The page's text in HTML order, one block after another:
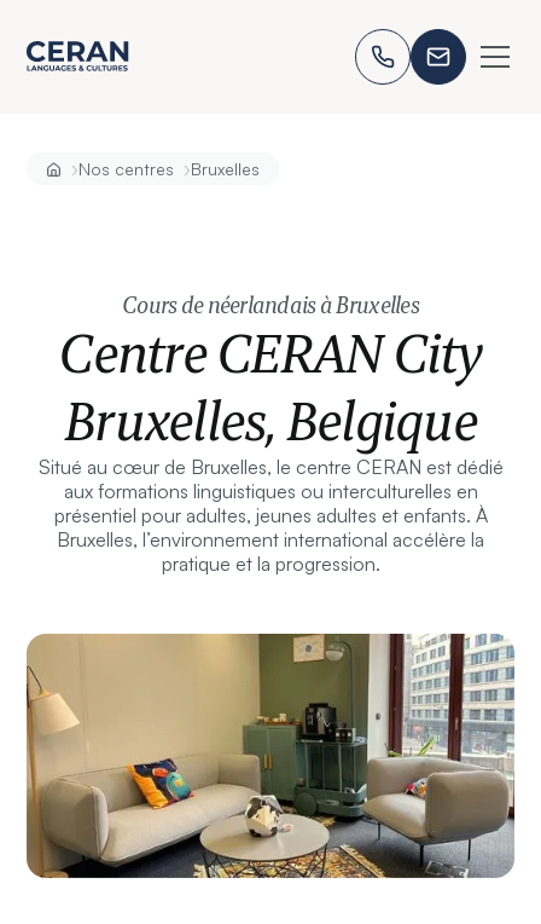
›Nos centres ›Bruxelles
Cours de néerlandais à Bruxelles
Centre CERAN City
Bruxelles, Belgique
Situé au cœur de Bruxelles, le centre CERAN est dédié
aux formations linguistiques ou interculturelles en
présentiel pour adultes, jeunes adultes et enfants. À
Bruxelles, l’environnement international accélère la
pratique et la progression.